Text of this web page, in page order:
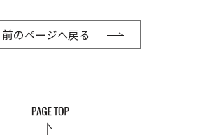
前のページへ戻る